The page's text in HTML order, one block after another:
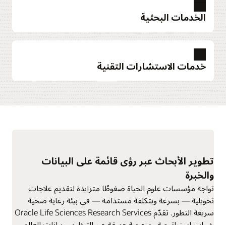
الخدمات البحثية
استكشاف الخدمات البحثية
خدمات الاستشارات التقنية
تطوير الأبحاث عبر رؤى قائمة على البيانات
والخبرة
تواجه مؤسسات علوم الحياة ضغوطًا متزايدة لتقديم علاجات
تحويلية — بسرعة وبتكلفة مستدامة — في بيئة رعاية صحية
سريعة التطور. تقدّم Oracle Life Sciences Research Services